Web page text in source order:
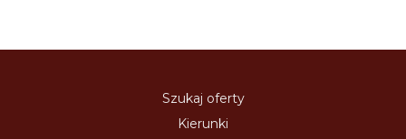
Szukaj oferty
Kierunki